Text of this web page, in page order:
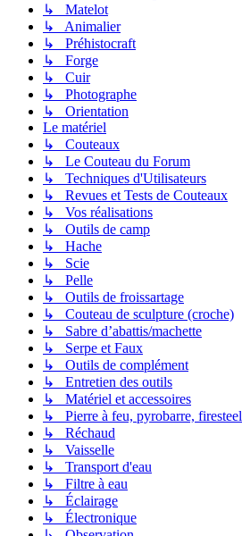
↳ Matelot
↳ Animalier
↳ Préhistocraft
↳ Forge
↳ Cuir
↳ Photographe
↳ Orientation
Le matériel
↳ Couteaux
↳ Le Couteau du Forum
↳ Techniques d'Utilisateurs
↳ Revues et Tests de Couteaux
↳ Vos réalisations
↳ Outils de camp
↳ Hache
↳ Scie
↳ Pelle
↳ Outils de froissartage
↳ Couteau de sculpture (croche)
↳ Sabre d’abattis/machette
↳ Serpe et Faux
↳ Outils de complément
↳ Entretien des outils
↳ Matériel et accessoires
↳ Pierre à feu, pyrobarre, firesteel
↳ Réchaud
↳ Vaisselle
↳ Transport d'eau
↳ Filtre à eau
↳ Éclairage
↳ Électronique